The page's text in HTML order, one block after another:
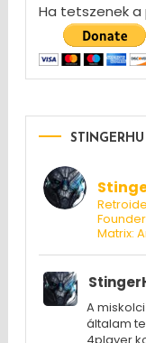
Ha tetszenek
Matrix:
A
általam